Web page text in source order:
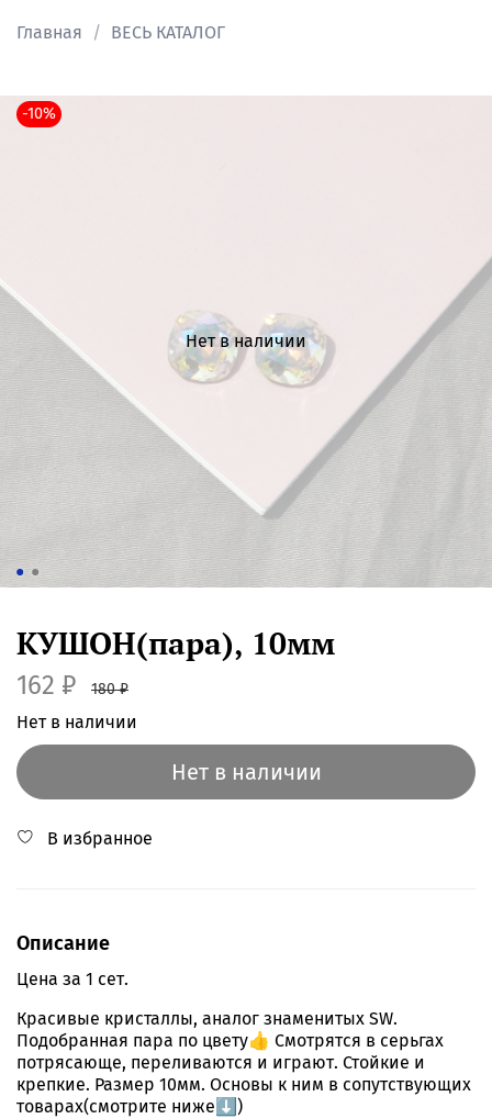
Главная ВЕСЬ КАТАЛОГ
Нет в наличии
-10%
КУШОН(пара), 10мм
162 ₽ 180 ₽
Нет в наличии
Нет в наличии
В избранное
Описание
Цена за 1 сет.
Красивые кристаллы, аналог знаменитых SW.
Подобранная пара по цвету👍 Смотрятся в серьгах
потрясающе, переливаются и играют. Стойкие и
крепкие. Размер 10мм. Основы к ним в сопутствующих
товарах(смотрите ниже⬇️)